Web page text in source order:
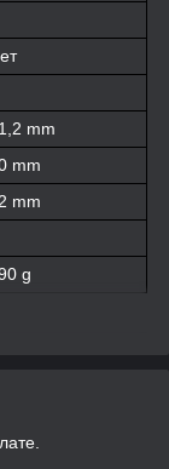
mm
mm
mm
g